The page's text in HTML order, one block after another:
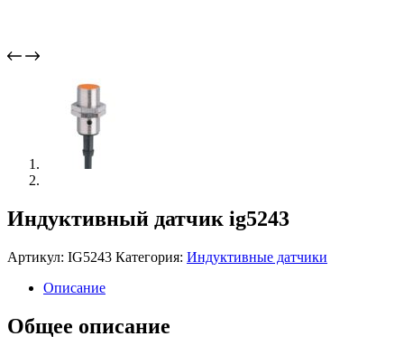
Индуктивный датчик ig5243
Артикул: IG5243 Категория: Индуктивные датчики
Описание
Общее описание